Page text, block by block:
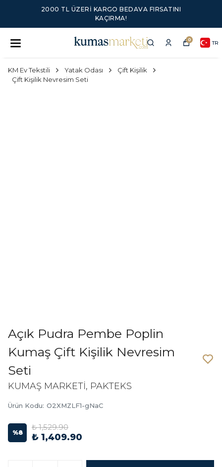
2000 TL ÜZERI KARGO BEDAVA FIRSATINI
KAÇIRMA!
0 TR
KM Ev Tekstili Yatak Odası
Çift Kişilik
Çift Kişilik Nevresim Seti
Açık Pudra Pembe Poplin
Kumaş Çift Kişilik Nevresim
Seti
KUMAŞ MARKETİ, PAKTEKS
Ürün Kodu: O2XMZLF1-gNaC
%8
₺ 1,529.90
₺ 1,409.90